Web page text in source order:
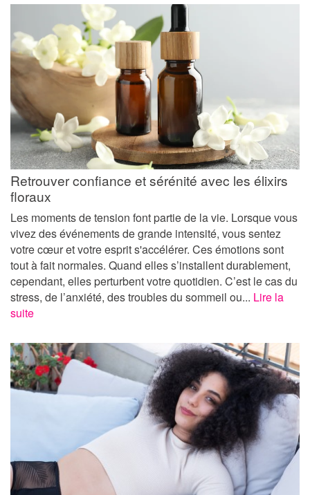
Retrouver confiance et sérénité avec les élixirs
floraux
Les moments de tension font partie de la vie. Lorsque vous
vivez des événements de grande intensité, vous sentez
votre cœur et votre esprit s'accélérer. Ces émotions sont
tout à fait normales. Quand elles s’installent durablement,
cependant, elles perturbent votre quotidien. C’est le cas du
stress, de l’anxiété, des troubles du sommeil ou... Lire la
suite